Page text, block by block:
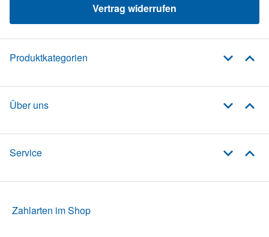
Vertrag widerrufen
Produktkategorien
Über uns
Service
Zahlarten im Shop